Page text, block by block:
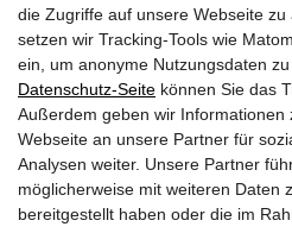
die Zugriffe auf unsere Webseite zu
setzen wir Tracking-Tools wie
ein, um anonyme Nutzungsdaten
Datenschutz-Seite können Sie das
Außerdem geben wir
Webseite an unsere Partner für
Analysen weiter. Unsere Partner
möglicherweise mit weiteren Daten
bereitgestellt haben oder die im
LINKS
IMPRESSUM &